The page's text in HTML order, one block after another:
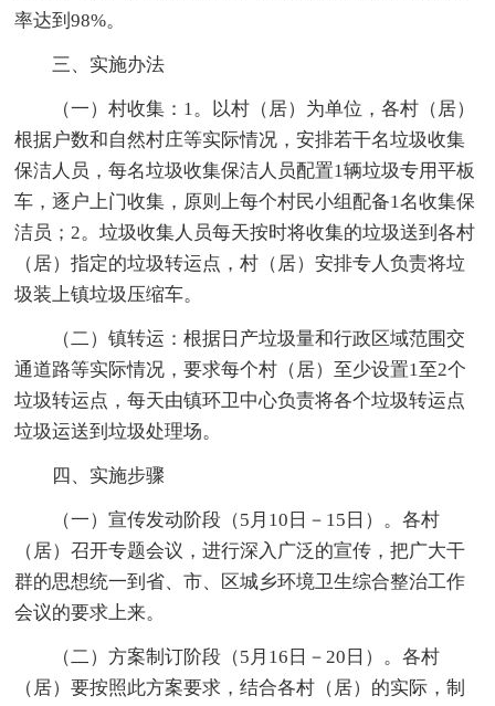
率达到98%。
三、实施办法
（一）村收集：1。以村（居）为单位，各村（居）
根据户数和自然村庄等实际情况，安排若干名垃圾收集
保洁人员，每名垃圾收集保洁人员配置1辆垃圾专用平板
车，逐户上门收集，原则上每个村民小组配备1名收集保
洁员；2。垃圾收集人员每天按时将收集的垃圾送到各村
（居）指定的垃圾转运点，村（居）安排专人负责将垃
圾装上镇垃圾压缩车。
（二）镇转运：根据日产垃圾量和行政区域范围交
通道路等实际情况，要求每个村（居）至少设置1至2个
垃圾转运点，每天由镇环卫中心负责将各个垃圾转运点
垃圾运送到垃圾处理场。
四、实施步骤
（一）宣传发动阶段（5月10日－15日）。各村
（居）召开专题会议，进行深入广泛的宣传，把广大干
群的思想统一到省、市、区城乡环境卫生综合整治工作
会议的要求上来。
（二）方案制订阶段（5月16日－20日）。各村
（居）要按照此方案要求，结合各村（居）的实际，制